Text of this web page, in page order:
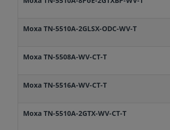
Moxa TN-5510A-2GLSX-ODC-WV-T
Moxa TN-5508A-WV-CT-T
Moxa TN-5516A-WV-CT-T
Moxa TN-5510A-2GTX-WV-CT-T